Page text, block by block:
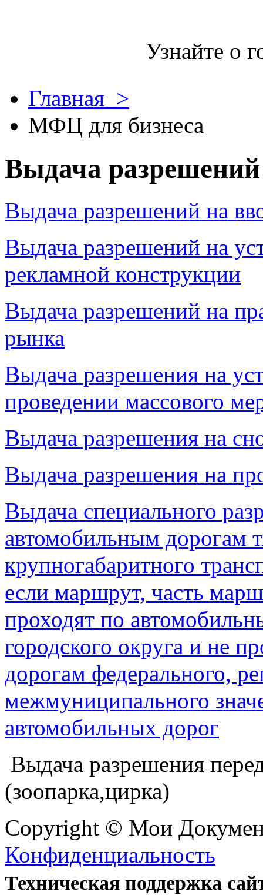
Узнайте о
Главная >
МФЦ для бизнеса
Выдача разрешений
Выдача разрешений на
Выдача разрешений на
рекламной конструкции
Выдача разрешений на
рынка
Выдача разрешения на
проведении массового
Выдача разрешения на
Выдача разрешения на
Выдача специального
автомобильным дорогам
крупногабаритного
если маршрут, часть
проходят по
городского округа и не
дорогам федерального,
межмуниципального
автомобильных дорог
Выдача разрешения
(зоопарка,цирка)
Copyright © Мои
Конфиденциальность
Техническая поддержка